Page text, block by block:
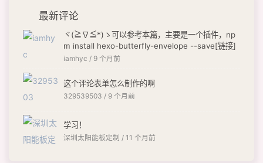
最新评论
ヾ(≧∇≦*)ゝ可以参考本篇，主要是一个插件，np
m install hexo-butterfly-envelope --save[链接]
iamhyc / 9 个月前
这个评论表单怎么制作的啊
329539503 / 9 个月前
学习！
深圳太阳能板定制 / 11 个月前